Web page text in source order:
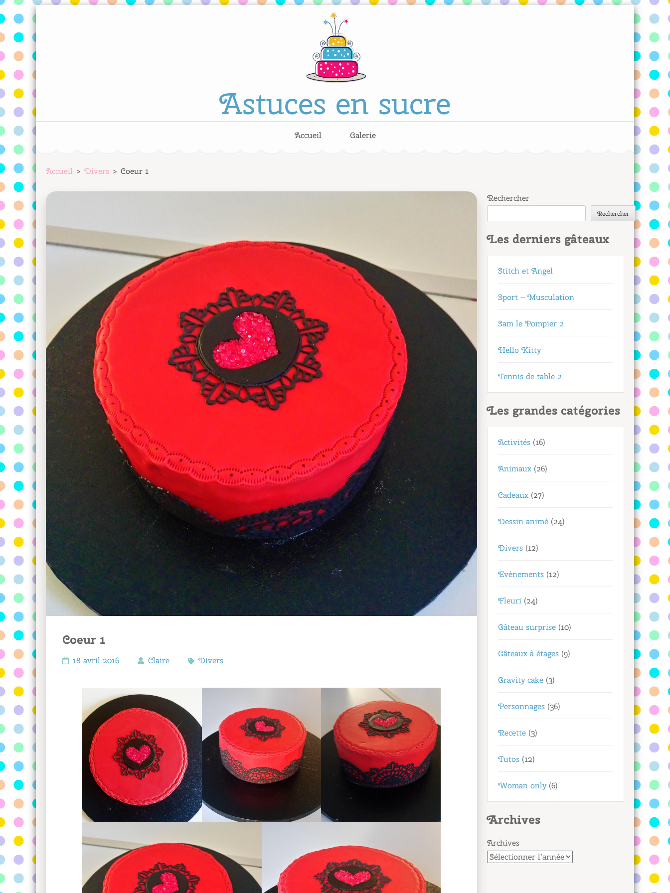
Aller
au
(Pressez
Astuces en sucre
Accueil Galerie
Accueil > Divers > Coeur 1
Coeur 1
18 avril 2016 Claire Divers
Rechercher
Rechercher
Les derniers gâteaux
Stitch et Angel
Sport – Musculation
Sam le Pompier 2
Hello Kitty
Tennis de table 2
Les grandes catégories
Activités (16)
Animaux (26)
Cadeaux (27)
Dessin animé (24)
Divers (12)
Evènements (12)
Fleuri (24)
Gâteau surprise (10)
Gâteaux à étages (9)
Gravity cake (3)
Personnages (36)
Recette (3)
Tutos (12)
Woman only(6)
Archives
Archives